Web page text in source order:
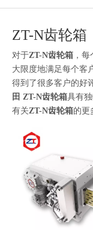
ZT-N齿轮箱
对于ZT-N齿轮箱 ，
大限度地满足每个客
得到了很多客户的好
田 ZT-N齿轮箱具有
有关ZT-N齿轮箱的更